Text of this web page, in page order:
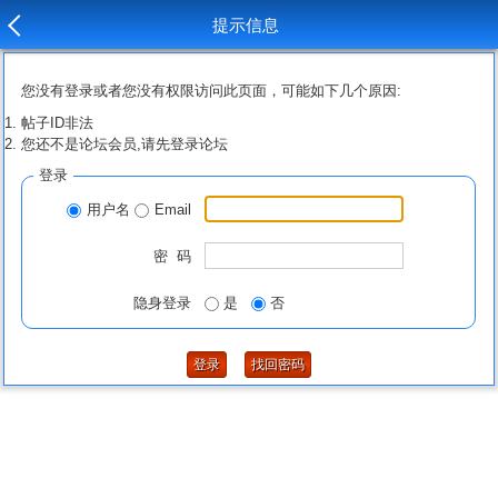
提示信息
您没有登录或者您没有权限访问此页面，可能如下几个原因:
帖子ID非法
您还不是论坛会员,请先登录论坛
登录
用户名 Email
密 码
隐身登录 是 否